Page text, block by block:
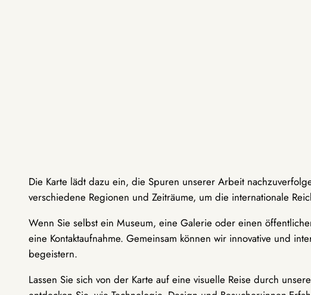
Die Karte lädt dazu ein, die Spuren unserer Arbeit
verschiedene Regionen und Zeiträume, um die internationale
Wenn Sie selbst ein Museum, eine Galerie oder einen
eine Kontaktaufnahme. Gemeinsam können wir innovative und
begeistern.
Lassen Sie sich von der Karte auf eine visuelle Reise durch